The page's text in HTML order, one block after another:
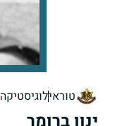
טוראילוגיסטיקה